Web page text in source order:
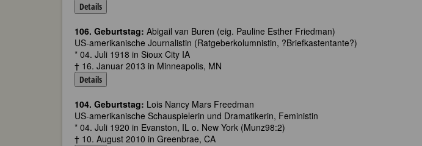
Details
106. Geburtstag: Abigail van Buren (eig. Pauline Esther Friedman)
US-amerikanische Journalistin (Ratgeberkolumnistin, ?Briefkastentante?)
* 04. Juli 1918 in Sioux City IA
† 16. Januar 2013 in Minneapolis, MN
Details
104. Geburtstag: Lois Nancy Mars Freedman
US-amerikanische Schauspielerin und Dramatikerin, Feministin
* 04. Juli 1920 in Evanston, IL o. New York (Munz98:2)
† 10. August 2010 in Greenbrae, CA